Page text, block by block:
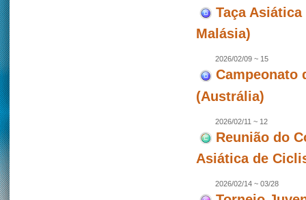
Taça
Malásia)
2026/02/09 ~ 15
Campeonato
(Austrália)
2026/02/11 ~ 12
Reunião do
Asiática de
2026/02/14 ~ 03/28